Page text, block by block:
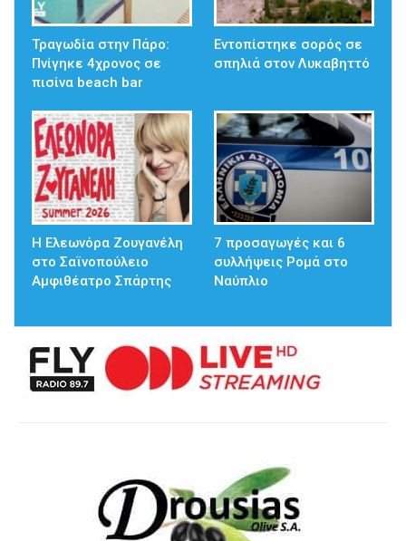
Τραγωδία στην Πάρο:
Πνίγηκε 4χρονος σε
πισίνα beach bar
Εντοπίστηκε σορός σε
σπηλιά στον Λυκαβηττό
Η Ελεωνόρα Ζουγανέλη
στο Σαϊνοπούλειο
Αμφιθέατρο Σπάρτης
7 προσαγωγές και 6
συλλήψεις Ρομά στο
Ναύπλιο